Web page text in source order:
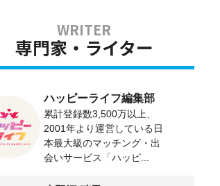
専門家・ライター
ハッピーライフ編集部
累計登録数3,500万以上、
2001年より運営している日
本最大級のマッチング・出
会いサービス「ハッピ...